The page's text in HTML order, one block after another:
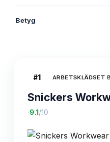
Betyg
#1 ARBETSKLÄDSET
Snickers
·9.1 /10